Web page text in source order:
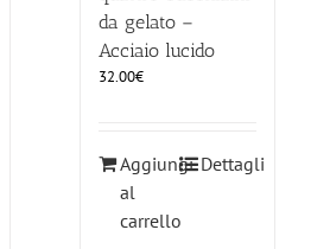
da gelato –
Acciaio lucido
32.00€
Aggiungi
al
carrello
Dettagli